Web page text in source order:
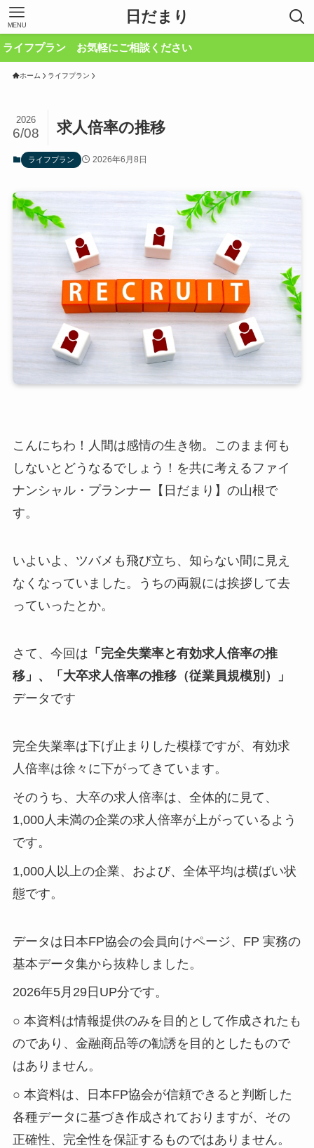
日だまり
MENU
ラン お気軽にご相談ください
ホーム ライフプラン
求人倍率の推移
2026
6/08
ライフプラン 2026年6月8日
こんにちわ！人間は感情の生き物。このまま何も
しないとどうなるでしょう！を共に考えるファイ
ナンシャル・プランナー【日だまり】の山根で
す。
いよいよ、ツバメも飛び立ち、知らない間に見え
なくなっていました。うちの両親には挨拶して去
っていったとか。
さて、今回は 「完全失業率と有効求人倍率の推
移」、「大卒求人倍率の推移（従業員規模別）」
データです
完全失業率は下げ止まりした模様ですが、有効求
人倍率は徐々に下がってきています。
そのうち、大卒の求人倍率は、全体的に見て、
1,000人未満の企業の求人倍率が上がっているよう
です。
1,000人以上の企業、および、全体平均は横ばい状
態です。
データは日本FP協会の会員向けページ、FP 実務の
基本データ集から抜粋しました。
2026年5月29日UP分です。
○ 本資料は情報提供のみを目的として作成されたも
のであり、金融商品等の勧誘を目的としたもので
はありません。
○ 本資料は、日本FP協会が信頼できると判断した
各種データに基づき作成されておりますが、その
正確性、完全性を保証するものではありません。